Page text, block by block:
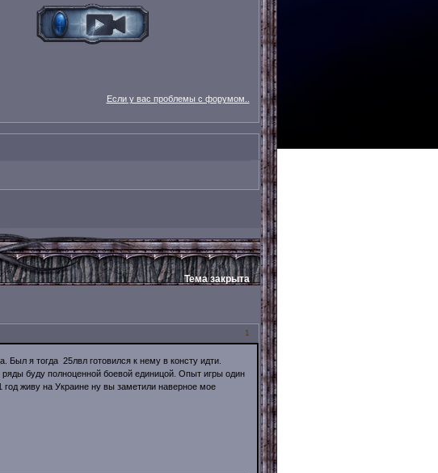
Если у вас проблемы с форумом..
Тема закрыта
1
Был я тогда 25лвл готовился к нему в консту идти.
буду полноценной боевой единицой. Опыт игры один
живу на Украине ну вы заметили наверное мое